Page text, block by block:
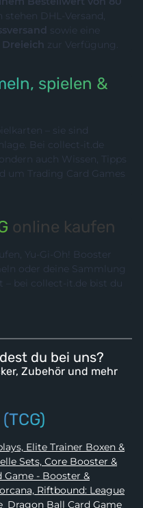
stehen DHL-Versand,
sowie eine
zur Verfügung.
spielen &
– sie sind
Bei collect-it.de
auch Wissen, Tipps
um Trading Card Games
online kaufen
Yu-Gi-Oh! Booster
oder deine Sammlung
– bei collect-it.de bist du
du bei uns?
Zubehör und mehr
, Dragon Ball Card Game,